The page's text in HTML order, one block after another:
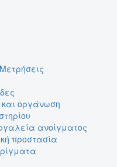
οργάνωση
ανοίγματος
προστασία